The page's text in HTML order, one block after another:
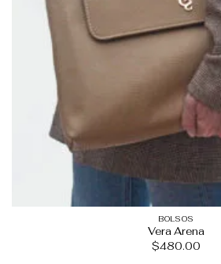
BOLSOS
Vera Arena
$480.00